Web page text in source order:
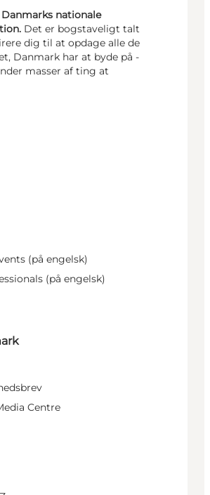
nationale
Det er bogstaveligt talt
dig til at opdage alle de
Danmark har at byde på -
masser af ting at
(på engelsk)
(på engelsk)
Centre